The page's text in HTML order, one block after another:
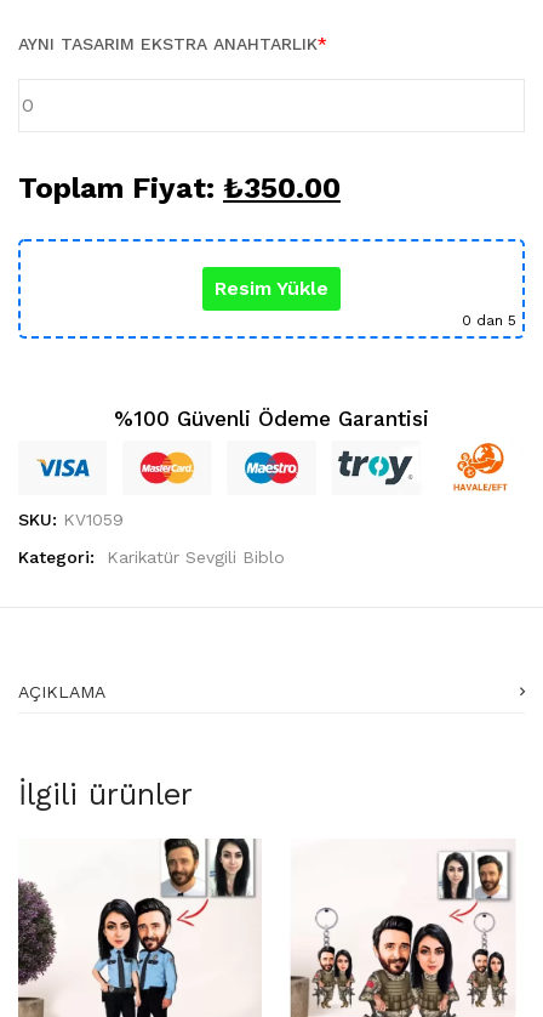
KUPA BARDAK (5)
Öğretmenler Günü (5)
AYNI TASARIM EKSTRA ANAHTARLIK*
Toplam Fiyat: ₺350.00
Resim Yükle
0 dan 5
%100 Güvenli Ödeme Garantisi
SKU: KV1059
Kategori:
Karikatür Sevgili Biblo
AÇIKLAMA
İlgili ürünler